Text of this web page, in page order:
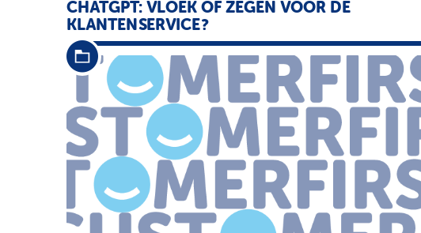
CHATGPT: VLOEK OF ZEGEN VOOR DE
KLANTENSERVICE?